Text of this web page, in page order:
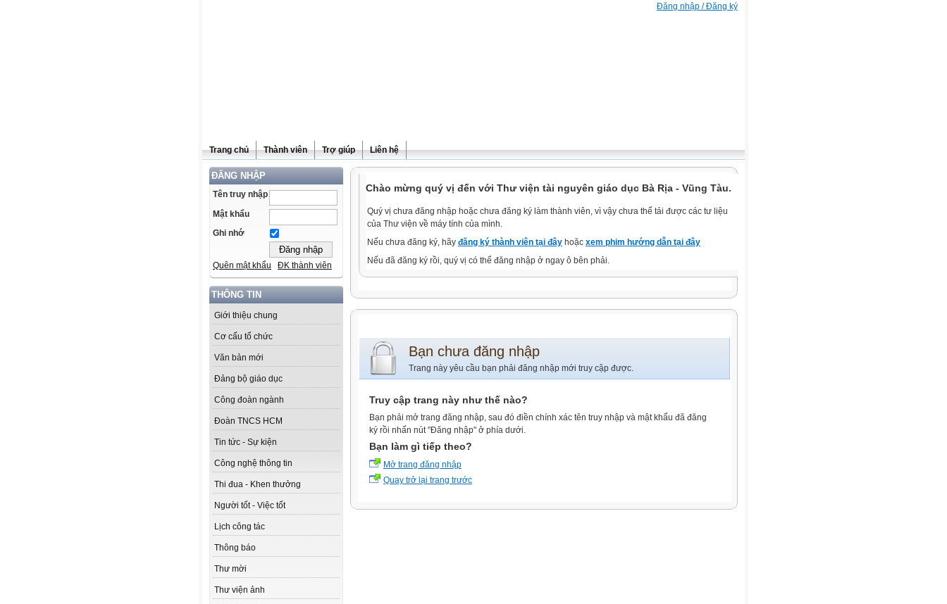
Đăng nhập / Đăng ký
Trang chủ Thành viên Trợ giúp Liên hệ
ĐĂNG NHẬP
Tên truy nhập
Mật khẩu
Ghi nhớ
Quên mật khẩu ĐK thành viên
THÔNG TIN
Giới thiệu chung
Cơ cấu tổ chức
Văn bản mới
Đảng bộ giáo dục
Công đoàn ngành
Đoàn TNCS HCM
Tin tức - Sự kiện
Công nghệ thông tin
Thi đua - Khen thưởng
Người tốt - Việc tốt
Lịch công tác
Thông báo
Thư mời
Thư viện ảnh
Chào mừng quý vị đến với Thư viện tài nguyên giáo dục Bà Rịa - Vũng Tàu.
Quý vị chưa đăng nhập hoặc chưa đăng ký làm thành viên, vì vậy chưa thể tải được các tư liệu
của Thư viện về máy tính của mình.
Nếu chưa đăng ký, hãy đăng ký thành viên tại đây hoặc xem phim hướng dẫn tại đây
Nếu đã đăng ký rồi, quý vị có thể đăng nhập ở ngay ô bên phải.
Bạn chưa đăng nhập
Trang này yêu cầu bạn phải đăng nhập mới truy cập được.
Truy cập trang này như thế nào?
Bạn phải mở trang đăng nhập, sau đó điền chính xác tên truy nhập và mật khẩu đã đăng
ký rồi nhấn nút "Đăng nhập" ở phía dưới.
Bạn làm gì tiếp theo?
Mở trang đăng nhập
Quay trở lại trang trước